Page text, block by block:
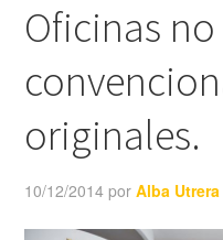
Oficinas no
originales.
10/12/2014 porAlba Utrera